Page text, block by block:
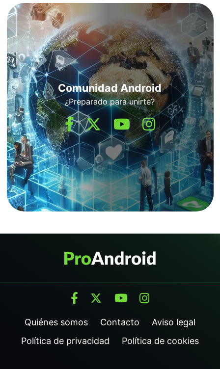
Comunidad Android
¿Preparado para unirte?
Quiénes somos Contacto
Aviso legal
Política de privacidad
Política de cookies